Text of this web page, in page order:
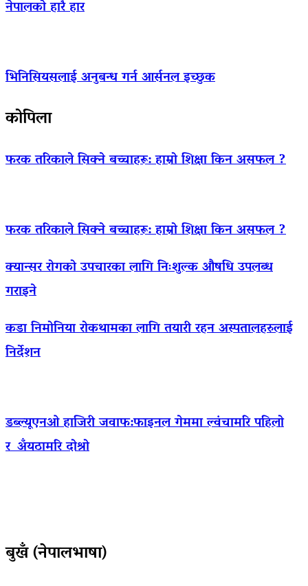
नेपालको हारै हार
भिनिसियसलाई अनुबन्ध गर्न आर्सनल इच्छुक
कोपिला
फरक तरिकाले सिक्ने बच्चाहरू: हाम्रो शिक्षा किन असफल ?
फरक तरिकाले सिक्ने बच्चाहरू: हाम्रो शिक्षा किन असफल ?
क्यान्सर रोगको उपचारका लागि निःशुल्क औषधि उपलब्ध
गराइने
कडा निमोनिया रोकथामका लागि तयारी रहन अस्पतालहरुलाई
निर्देशन
डब्ल्यूएनओ हाजिरी जवाफ:फाइनल गेममा ल्वंचामरि पहिलो
र अँयठामरि दोश्रो
बुखँ (नेपालभाषा)